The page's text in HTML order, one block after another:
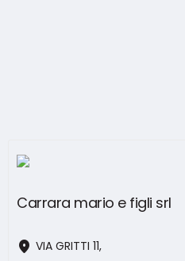
Carrara mario e figli srl
location_on VIA GRITTI 11,